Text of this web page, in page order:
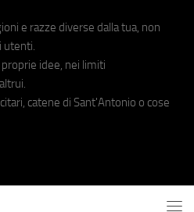
e razze diverse dalla tua, non
utenti.
idee, nei limiti
catene di Sant'Antonio o cose